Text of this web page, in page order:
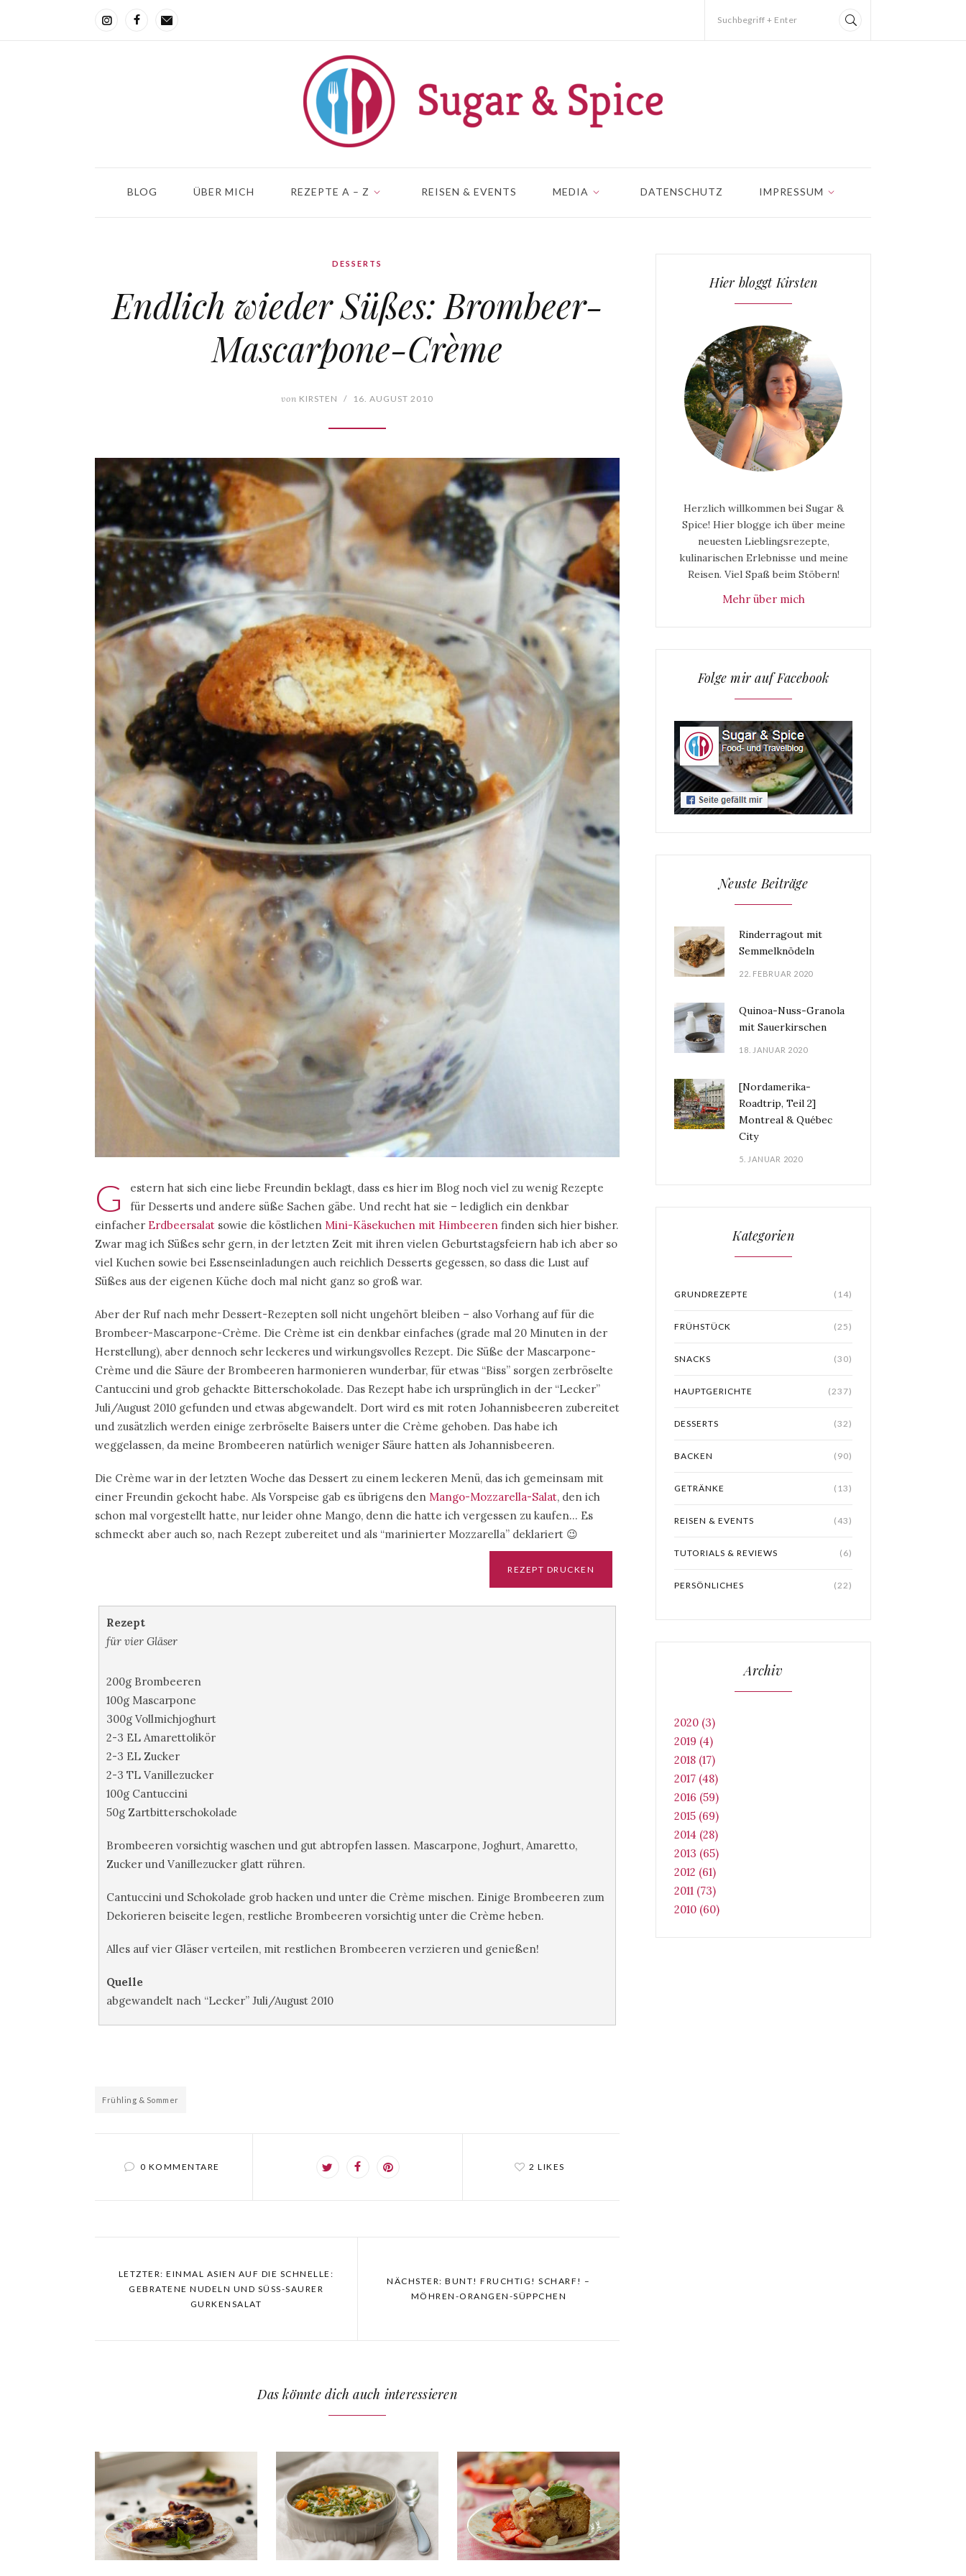
Suchbegriff + Enter
BLOG ÜBER MICH REZEPTE A – Z REISEN & EVENTS MEDIA DATENSCHUTZ IMPRESSUM
DESSERTS
Endlich wieder Süßes: Brombeer-
Mascarpone-Crème
von KIRSTEN / 16. AUGUST 2010
G
estern hat sich eine liebe Freundin beklagt, dass es hier im Blog noch viel zu wenig Rezepte
für Desserts und andere süße Sachen gäbe. Und recht hat sie – lediglich ein denkbar
einfacher Erdbeersalat sowie die köstlichen Mini-Käsekuchen mit Himbeeren finden sich hier bisher.
Zwar mag ich Süßes sehr gern, in der letzten Zeit mit ihren vielen Geburtstagsfeiern hab ich aber so
viel Kuchen sowie bei Essenseinladungen auch reichlich Desserts gegessen, so dass die Lust auf
Süßes aus der eigenen Küche doch mal nicht ganz so groß war.
Aber der Ruf nach mehr Dessert-Rezepten soll nicht ungehört bleiben – also Vorhang auf für die
Brombeer-Mascarpone-Crème. Die Crème ist ein denkbar einfaches (grade mal 20 Minuten in der
Herstellung), aber dennoch sehr leckeres und wirkungsvolles Rezept. Die Süße der Mascarpone-
Crème und die Säure der Brombeeren harmonieren wunderbar, für etwas “Biss” sorgen zerbröselte
Cantuccini und grob gehackte Bitterschokolade. Das Rezept habe ich ursprünglich in der “Lecker”
Juli/August 2010 gefunden und etwas abgewandelt. Dort wird es mit roten Johannisbeeren zubereitet
und zusätzlich werden einige zerbröselte Baisers unter die Crème gehoben. Das habe ich
weggelassen, da meine Brombeeren natürlich weniger Säure hatten als Johannisbeeren.
Die Crème war in der letzten Woche das Dessert zu einem leckeren Menü, das ich gemeinsam mit
einer Freundin gekocht habe. Als Vorspeise gab es übrigens den Mango-Mozzarella-Salat, den ich
schon mal vorgestellt hatte, nur leider ohne Mango, denn die hatte ich vergessen zu kaufen… Es
schmeckt aber auch so, nach Rezept zubereitet und als “marinierter Mozzarella” deklariert 😉
Rezept
für vier Gläser
200g Brombeeren
100g Mascarpone
300g Vollmichjoghurt
2-3 EL Amarettolikör
2-3 EL Zucker
2-3 TL Vanillezucker
100g Cantuccini
50g Zartbitterschokolade
Brombeeren vorsichtig waschen und gut abtropfen lassen. Mascarpone, Joghurt, Amaretto,
Zucker und Vanillezucker glatt rühren.
Cantuccini und Schokolade grob hacken und unter die Crème mischen. Einige Brombeeren zum
Dekorieren beiseite legen, restliche Brombeeren vorsichtig unter die Crème heben.
Alles auf vier Gläser verteilen, mit restlichen Brombeeren verzieren und genießen!
Quelle
abgewandelt nach “Lecker” Juli/August 2010
Frühling & Sommer
0 KOMMENTARE 2 LIKES
LETZTER: EINMAL ASIEN AUF DIE SCHNELLE:
GEBRATENE NUDELN UND SÜSS-SAURER G
URKENSALAT
NÄCHSTER: BUNT! FRUCHTIG! SCHARF! –
MÖHREN-ORANGEN-SÜPPCHEN
Das könnte dich auch interessieren
Hier bloggt Kirsten
Herzlich willkommen bei Sugar &
Spice! Hier blogge ich über meine
neuesten Lieblingsrezepte,
kulinarischen Erlebnisse und meine
Reisen. Viel Spaß beim Stöbern!
Mehr über mich
Folge mir auf Facebook
Neuste Beiträge
Rinderragout mit
Semmelknödeln
22. FEBRUAR 2020
Quinoa-Nuss-Granola
mit Sauerkirschen
18. JANUAR 2020
[Nordamerika-
Roadtrip, Teil 2]
Montreal & Québec
City
5. JANUAR 2020
Kategorien
GRUNDREZEPTE (14)
FRÜHSTÜCK (25)
SNACKS (30)
HAUPTGERICHTE (237)
DESSERTS (32)
BACKEN (90)
GETRÄNKE (13)
REISEN & EVENTS (43)
TUTORIALS & REVIEWS (6)
PERSÖNLICHES (22)
Archiv
2020 (3)
2019 (4)
2018 (17)
2017 (48)
2016 (59)
2015 (69)
2014 (28)
2013 (65)
2012 (61)
2011 (73)
2010 (60)